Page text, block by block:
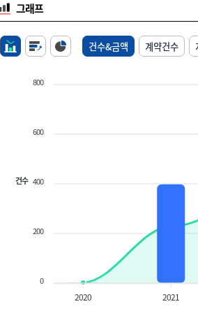
그래프
건수&금액 계약건수
800
600
400
200
0
건수
2020 2021